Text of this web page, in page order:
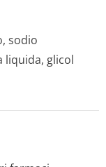
sodio
liquida, glicol